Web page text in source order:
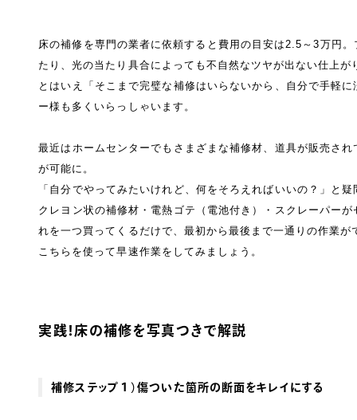
床の補修を専門の業者に依頼すると費用の目安は2.5～3万円
たり、光の当たり具合によっても不自然なツヤが出ない仕上が
とはいえ「そこまで完璧な補修はいらないから、自分で手軽
ー様も多くいらっしゃいます。
最近はホームセンターでもさまざまな補修材、道具が販売さ
が可能に。
「自分でやってみたいけれど、何をそろえればいいの？」と
クレヨン状の補修材・電熱ゴテ（電池付き）・スクレーパー
れを一つ買ってくるだけで、最初から最後まで一通りの作業が
こちらを使って早速作業をしてみましょう。
実践！床の補修を写真つきで解説
補修ステップ１）傷ついた箇所の断面をキレイにする